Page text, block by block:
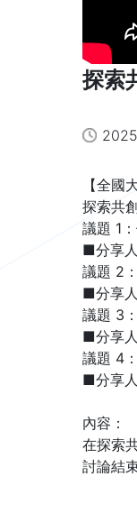
探索
【全國
探索共
議題 1
■分享
議題 2
■分享
議題 3
■分享
議題 4
■分享
內容：
在探索
討論結